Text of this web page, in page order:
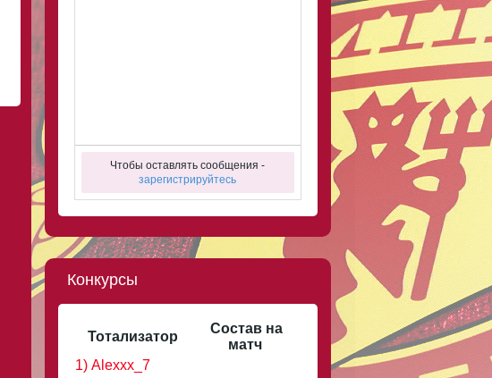
Чтобы оставлять сообщения -
зарегистрируйтесь
Конкурсы
Тотализатор
Состав на
матч
1) Alexxx_7